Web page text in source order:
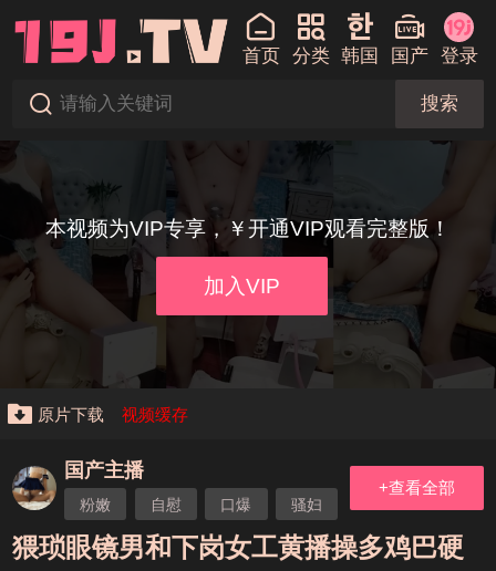
首页 分类 韩国 国产 登录
搜索
本视频为VIP专享，￥开通VIP观看完整版！
加入VIP
原片下载 视频缓存
国产主播
粉嫩 自慰 口爆 骚妇
+查看全部
猥琐眼镜男和下岗女工黄播操多鸡巴硬